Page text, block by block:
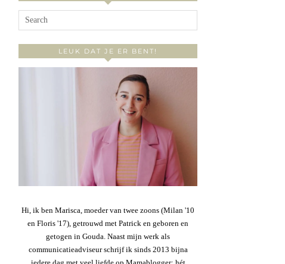
LEUK DAT JE ER BENT!
Hi, ik ben Marisca, moeder van twee zoons (Milan '10
en Floris '17), getrouwd met Patrick en geboren en
getogen in Gouda. Naast mijn werk als
communicatieadviseur schrijf ik sinds 2013 bijna